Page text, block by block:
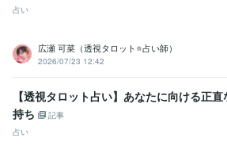
占い
広瀬 可菜（透視タロット⭐占い師）
2026/07/23 12:42
【透視タロット占い】あなたに向ける正直
持ち
記事
占い